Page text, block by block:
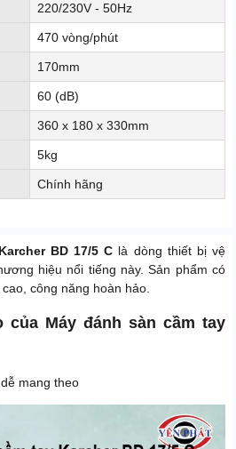
220/230V - 50Hz
470 vòng/phút
170mm
60 (dB)
360 x 180 x 330mm
5kg
Chính hãng
BD 17/5 C là dòng thiết bị vệ
hiệu nổi tiếng này. Sản phẩm có
công năng hoàn hảo.
của Máy đánh sàn cầm tay
mang theo